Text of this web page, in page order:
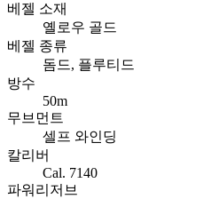
베젤 소재
옐로우 골드
베젤 종류
돔드, 플루티드
방수
50m
무브먼트
셀프 와인딩
칼리버
Cal. 7140
파워리저브